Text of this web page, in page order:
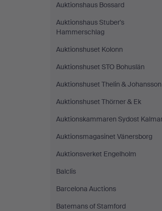
Auktionshaus Bossard
Auktionshaus Stuber's
Hammerschlag
Auktionshuset Kolonn
Auktionshuset STO Bohuslän
Auktionshuset Thelin & Johansson
Auktionshuset Thörner & Ek
Auktionskammaren Sydost
Auktionsmagasinet Vänersborg
Auktionsverket Engelholm
Balclis
Barcelona Auctions
Batemans of Stamford